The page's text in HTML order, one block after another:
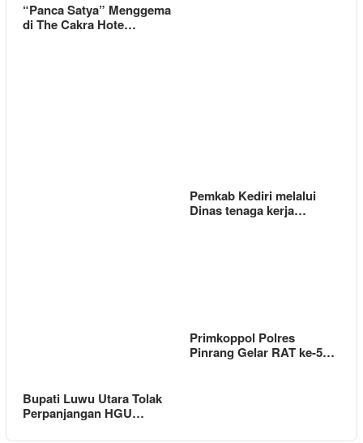
“Panca Satya” Menggema
di The Cakra Hote…
Pemkab Kediri melalui
Dinas tenaga kerja…
Bupati Luwu Utara Tolak
Perpanjangan HGU…
Primkoppol Polres
Pinrang Gelar RAT ke-5…